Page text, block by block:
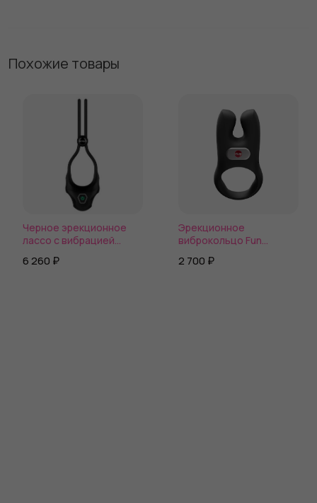
Похожие товары
Черное эрекционное
лассо с вибрацией
6 260 ₽
Эрекционное
виброкольцо Fun
вибрацией
2 700 ₽